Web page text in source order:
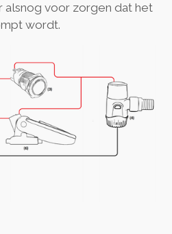
alsnog voor zorgen dat het
wordt.